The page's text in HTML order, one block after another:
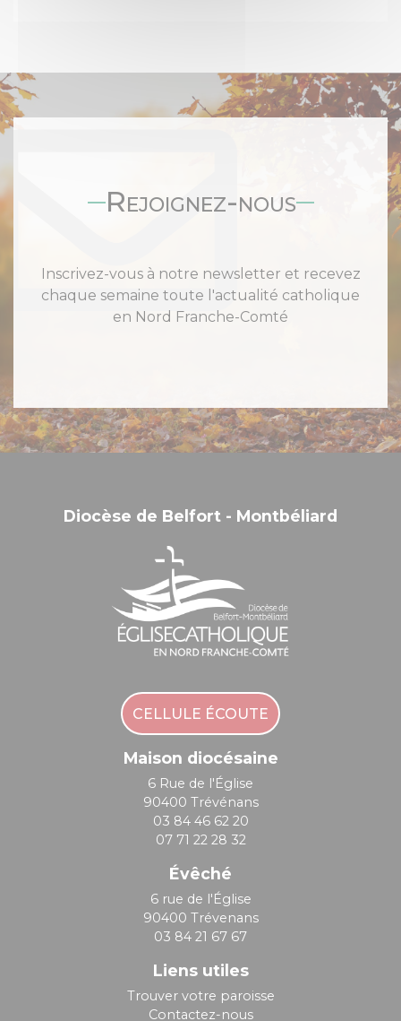
Rejoignez-nous
Inscrivez-vous à notre newsletter et recevez
chaque semaine toute l'actualité catholique
en Nord Franche-Comté
Diocèse de Belfort - Montbéliard
CELLULE ÉCOUTE
Maison diocésaine
6 Rue de l'Église
90400 Trévénans
03 84 46 62 20
07 71 22 28 32
Évêché
6 rue de l'Église
90400 Trévenans
03 84 21 67 67
Liens utiles
Trouver votre paroisse
Contactez-nous